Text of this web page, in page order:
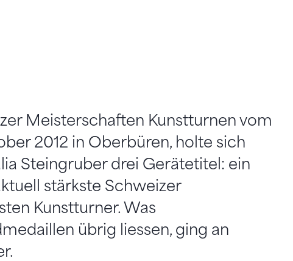
Meisterschaften Kunstturnen vom
2012 in Oberbüren, holte sich
Steingruber drei Gerätetitel: ein
stärkste Schweizer
Kunstturner. Was
übrig liessen, ging an